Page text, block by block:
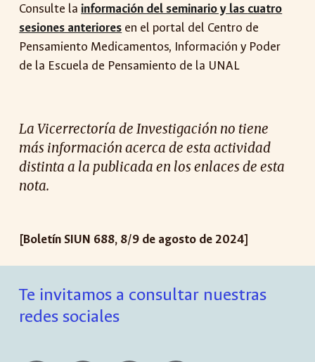
Consulte lainformación del seminario y las cuatro
sesiones anteriores en el portal del Centro de
Pensamiento Medicamentos, Información y Poder
de la Escuela de Pensamiento de la UNAL
La Vicerrectoría de Investigación no tiene
más información acerca de esta actividad
distinta a la publicada en los enlaces de esta
nota.
[Boletín SIUN 688, 8/9 de agosto de 2024]
Te invitamos a consultar nuestras
redes sociales